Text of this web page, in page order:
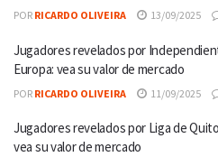
POR RICARDO OLIVEIRA 13/09/2025
Jugadores revelados por
Europa: vea su valor de mercado
POR RICARDO OLIVEIRA 11/09/2025
Jugadores revelados por Liga de
vea su valor de mercado